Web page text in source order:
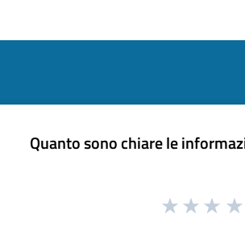
Quanto sono chiare le